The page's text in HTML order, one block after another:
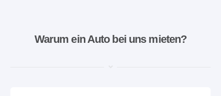
Warum ein Auto bei uns mieten?